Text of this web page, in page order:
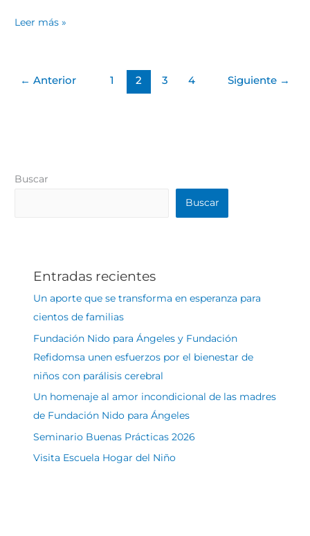
Casita
Leer más »
← Anterior 1 2 3 4 Siguiente →
Buscar
Buscar
Entradas recientes
Un aporte que se transforma en esperanza para
cientos de familias
Fundación Nido para Ángeles y Fundación
Refidomsa unen esfuerzos por el bienestar de
niños con parálisis cerebral
Un homenaje al amor incondicional de las madres
de Fundación Nido para Ángeles
Seminario Buenas Prácticas 2026
Visita Escuela Hogar del Niño